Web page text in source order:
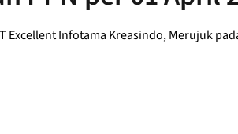
Excellent Infotama Kreasindo, Merujuk